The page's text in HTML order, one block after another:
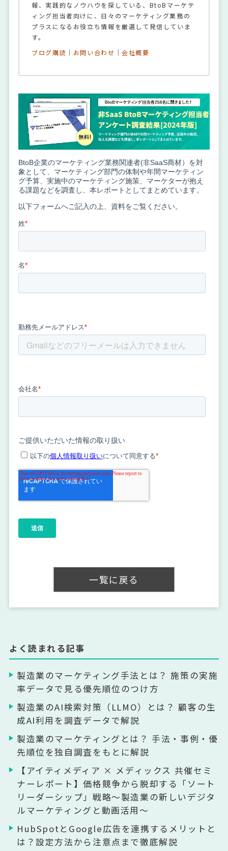
報、実践的なノウハウを探している、BtoBマーケテ
ィング担当者向けに、日々のマーケティング業務の
プラスになるお役立ち情報を厳選して発信していま
す。
ブログ購読 ｜ お問い合わせ ｜会社概要
一覧に戻る
よく読まれる記事
製造業のマーケティング手法とは？ 施策の実施
率データで見る優先順位のつけ方
製造業のAI検索対策（LLMO）とは？ 顧客の生
成AI利用を調査データで解説
製造業のマーケティングとは？ 手法・事例・優
先順位を独自調査をもとに解説
【アイティメディア × メディックス 共催セミ
ナーレポート】価格競争から脱却する「ソート
リーダーシップ」戦略〜製造業の新しいデジタ
ルマーケティングと動画活用〜
HubSpotとGoogle広告を連携するメリットと
は？設定方法から注意点まで徹底解説